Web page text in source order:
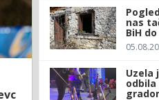
nas
BiH
Uzela
odbila